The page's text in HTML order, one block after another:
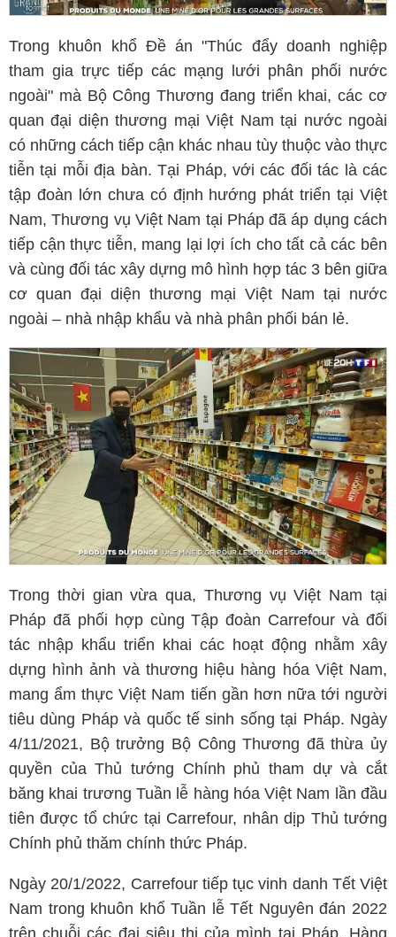
Trong khuôn khổ Đề án "Thúc đẩy doanh nghiệp
tham gia trực tiếp các mạng lưới phân phối nước
ngoài" mà Bộ Công Thương đang triển khai, các cơ
quan đại diện thương mại Việt Nam tại nước ngoài
có những cách tiếp cận khác nhau tùy thuộc vào thực
tiễn tại mỗi địa bàn. Tại Pháp, với các đối tác là các
tập đoàn lớn chưa có định hướng phát triển tại Việt
Nam, Thương vụ Việt Nam tại Pháp đã áp dụng cách
tiếp cận thực tiễn, mang lại lợi ích cho tất cả các bên
và cùng đối tác xây dựng mô hình hợp tác 3 bên giữa
cơ quan đại diện thương mại Việt Nam tại nước
ngoài – nhà nhập khẩu và nhà phân phối bán lẻ.
Trong thời gian vừa qua, Thương vụ Việt Nam tại
Pháp đã phối hợp cùng Tập đoàn Carrefour và đối
tác nhập khẩu triển khai các hoạt động nhằm xây
dựng hình ảnh và thương hiệu hàng hóa Việt Nam,
mang ẩm thực Việt Nam tiến gần hơn nữa tới người
tiêu dùng Pháp và quốc tế sinh sống tại Pháp. Ngày
4/11/2021, Bộ trưởng Bộ Công Thương đã thừa ủy
quyền của Thủ tướng Chính phủ tham dự và cắt
băng khai trương Tuần lễ hàng hóa Việt Nam lần đầu
tiên được tổ chức tại Carrefour, nhân dịp Thủ tướng
Chính phủ thăm chính thức Pháp.
Ngày 20/1/2022, Carrefour tiếp tục vinh danh Tết Việt
Nam trong khuôn khổ Tuần lễ Tết Nguyên đán 2022
trên chuỗi các đại siêu thị của mình tại Pháp. Hàng